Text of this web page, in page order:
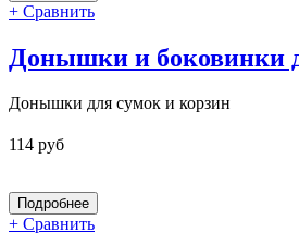
+ Сравнить
Донышки и боковинки
Донышки для сумок и корзин
114 руб
+ Сравнить